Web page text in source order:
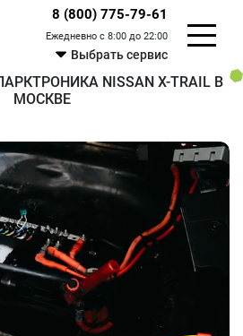
8 (800) 775-79-61
Ежедневно с 8:00 до 22:00
Выбрать сервис
NISSAN X-TRAIL В
МОСКВЕ